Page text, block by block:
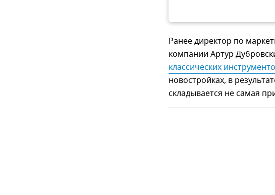
Ранее директор по
компании Артур
классических
новостройках, в
складывается не самая